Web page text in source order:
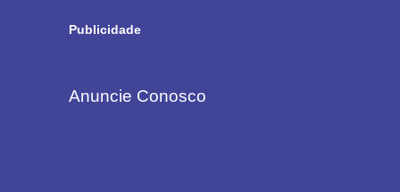
Publicidade
Anuncie Conosco